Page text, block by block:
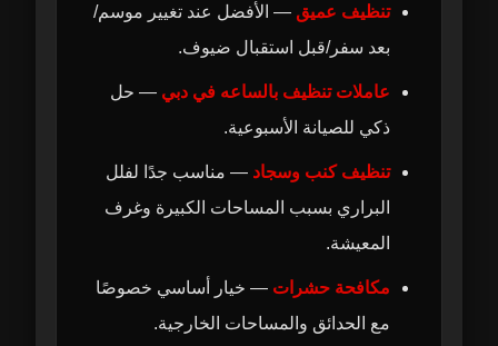
تنظيف عميق — الأفضل عند تغيير موسم/
بعد سفر/قبل استقبال ضيوف.
عاملات تنظيف بالساعه في دبي — حل
ذكي للصيانة الأسبوعية.
تنظيف كنب وسجاد — مناسب جدًا لفلل
البراري بسبب المساحات الكبيرة وغرف
المعيشة.
مكافحة حشرات — خيار أساسي خصوصًا
مع الحدائق والمساحات الخارجية.